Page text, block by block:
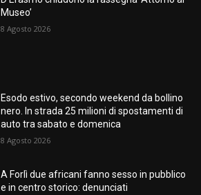
Museo’
8 Agosto 2026
Esodo estivo, secondo weekend da bollino
nero. In strada 25 milioni di spostamenti di
auto tra sabato e domenica
8 Agosto 2026
A Forlì due africani fanno sesso in pubblico
e in centro storico: denunciati